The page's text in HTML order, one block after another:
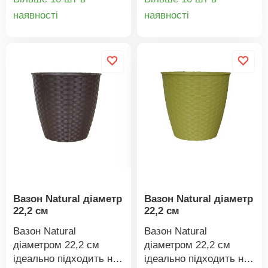
для активних собак.
будуть чудово
висота 24 см.
наявності
будуть чудово
висота 24 см.
наявності
Вазон Natural діаметр
22,2 см
Вазон Natural
діаметром 22,2 см
ідеально підходить не
Вазон Natural діаметр
22,2 см
Вазон Natural
діаметром 22,2 см
ідеально підходить не